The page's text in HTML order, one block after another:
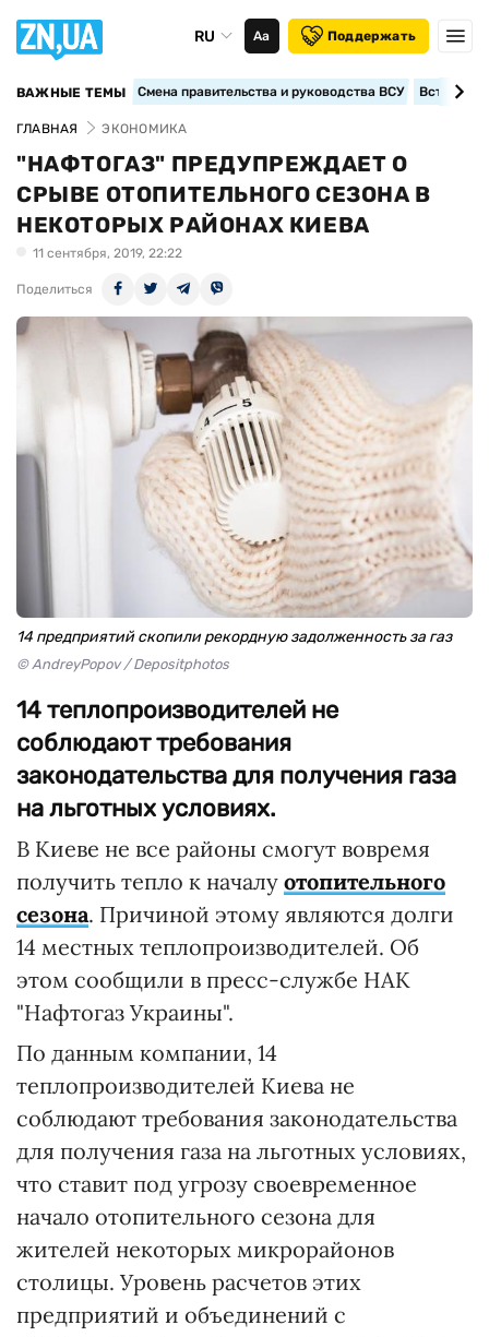
RU Аа Поддержать
ВАЖНЫЕ ТЕМЫ Смена правительства и руководства ВСУ
ГЛАВНАЯ ЭКОНОМИКА
"НАФТОГАЗ" ПРЕДУПРЕЖДАЕТ О
СРЫВЕ ОТОПИТЕЛЬНОГО СЕЗОНА В
НЕКОТОРЫХ РАЙОНАХ КИЕВА
11 сентября, 2019, 22:22
Поделиться
14 предприятий скопили рекордную задолженность за газ
© AndreyPopov / Depositphotos
14 теплопроизводителей не
соблюдают требования
законодательства для получения газа
на льготных условиях.
В Киеве не все районы смогут вовремя
получить тепло к началу отопительного
сезона. Причиной этому являются долги
14 местных теплопроизводителей. Об
этом сообщили в пресс-службе НАК
"Нафтогаз Украины".
По данным компании, 14
теплопроизводителей Киева не
соблюдают требования законодательства
для получения газа на льготных условиях,
что ставит под угрозу своевременное
начало отопительного сезона для
жителей некоторых микрорайонов
столицы. Уровень расчетов этих
предприятий и объединений с